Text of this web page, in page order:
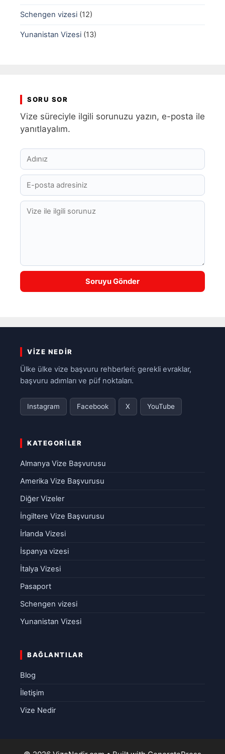
Schengen vizesi (12)
Yunanistan Vizesi (13)
SORU SOR
Vize süreciyle ilgili sorunuzu yazın, e-posta ile
yanıtlayalım.
VIZE NEDIR
Ülke ülke vize başvuru rehberleri: gerekli evraklar,
başvuru adımları ve püf noktaları.
Instagram Facebook X YouTube
KATEGORILER
Almanya Vize Başvurusu
Amerika Vize Başvurusu
Diğer Vizeler
İngiltere Vize Başvurusu
İrlanda Vizesi
İspanya vizesi
İtalya Vizesi
Pasaport
Schengen vizesi
Yunanistan Vizesi
BAĞLANTILAR
Blog
İletişim
Vize Nedir